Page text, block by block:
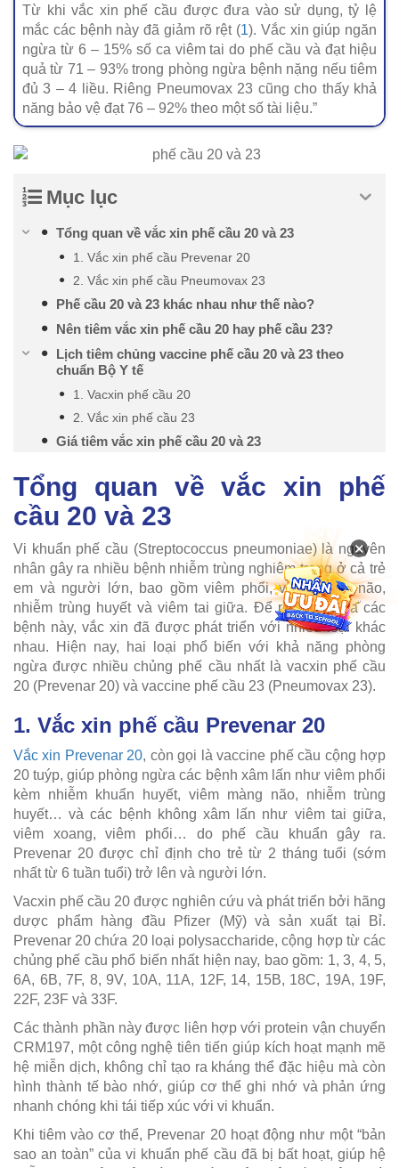
Từ khi vắc xin phế cầu được đưa vào sử dụng, tỷ lệ
mắc các bệnh này đã giảm rõ rệt (1). Vắc xin giúp ngăn
ngừa từ 6 – 15% số ca viêm tai do phế cầu và đạt hiệu
quả từ 71 – 93% trong phòng ngừa bệnh nặng nếu tiêm
đủ 3 – 4 liều. Riêng Pneumovax 23 cũng cho thấy khả
năng bảo vệ đạt 76 – 92% theo một số tài liệu.”
Mục lục
Tổng quan về vắc xin phế cầu 20 và 23
1. Vắc xin phế cầu Prevenar 20
2. Vắc xin phế cầu Pneumovax 23
Phế cầu 20 và 23 khác nhau như thế nào?
Nên tiêm vắc xin phế cầu 20 hay phế cầu 23?
Lịch tiêm chủng vaccine phế cầu 20 và 23 theo
chuẩn Bộ Y tế
1. Vacxin phế cầu 20
2. Vắc xin phế cầu 23
Giá tiêm vắc xin phế cầu 20 và 23
Tổng quan về vắc xin phế
cầu 20 và 23
Vi khuẩn phế cầu (Streptococcus pneumoniae) là nguyên
nhân gây ra nhiều bệnh nhiễm trùng nghiêm trọng ở cả trẻ
em và người lớn, bao gồm viêm phổi, viêm màng não,
nhiễm trùng huyết và viêm tai giữa. Để phòng ngừa các
bệnh này, vắc xin đã được phát triển với nhiều loại khác
nhau. Hiện nay, hai loại phổ biến với khả năng phòng
ngừa được nhiều chủng phế cầu nhất là vacxin phế cầu
20 (Prevenar 20) và vaccine phế cầu 23 (Pneumovax 23).
1. Vắc xin phế cầu Prevenar 20
Vắc xin Prevenar 20, còn gọi là vaccine phế cầu cộng hợp
20 tuýp, giúp phòng ngừa các bệnh xâm lấn như viêm phổi
kèm nhiễm khuẩn huyết, viêm màng não, nhiễm trùng
huyết… và các bệnh không xâm lấn như viêm tai giữa,
viêm xoang, viêm phổi… do phế cầu khuẩn gây ra.
Prevenar 20 được chỉ định cho trẻ từ 2 tháng tuổi (sớm
nhất từ 6 tuần tuổi) trở lên và người lớn.
Vacxin phế cầu 20 được nghiên cứu và phát triển bởi hãng
dược phẩm hàng đầu Pfizer (Mỹ) và sản xuất tại Bỉ.
Prevenar 20 chứa 20 loại polysaccharide, cộng hợp từ các
chủng phế cầu phổ biến nhất hiện nay, bao gồm: 1, 3, 4, 5,
6A, 6B, 7F, 8, 9V, 10A, 11A, 12F, 14, 15B, 18C, 19A, 19F,
22F, 23F và 33F.
Các thành phần này được liên hợp với protein vận chuyển
CRM197, một công nghệ tiên tiến giúp kích hoạt mạnh mẽ
hệ miễn dịch, không chỉ tạo ra kháng thể đặc hiệu mà còn
hình thành tế bào nhớ, giúp cơ thể ghi nhớ và phản ứng
nhanh chóng khi tái tiếp xúc với vi khuẩn.
Khi tiêm vào cơ thể, Prevenar 20 hoạt động như một “bản
sao an toàn” của vi khuẩn phế cầu đã bị bất hoạt, giúp hệ
×